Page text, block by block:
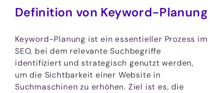
Definition von Keyword-Planung
Keyword-Planung ist ein essentieller Prozess im
SEO, bei dem relevante Suchbegriffe
identifiziert und strategisch genutzt werden,
um die Sichtbarkeit einer Website in
Suchmaschinen zu erhöhen. Ziel ist es, die